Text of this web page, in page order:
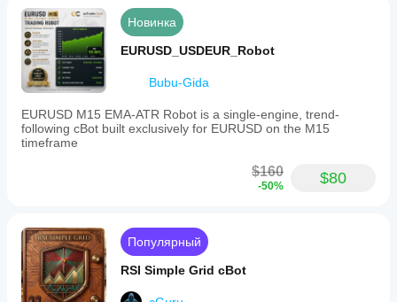
Новинка
EURUSD_USDEUR_Robot
Bubu-Gida
EURUSD M15 EMA-ATR Robot is a single-engine, trend-
following cBot built exclusively for EURUSD on the M15
timeframe
$160
-50% $80
Популярный
RSI Simple Grid cBot